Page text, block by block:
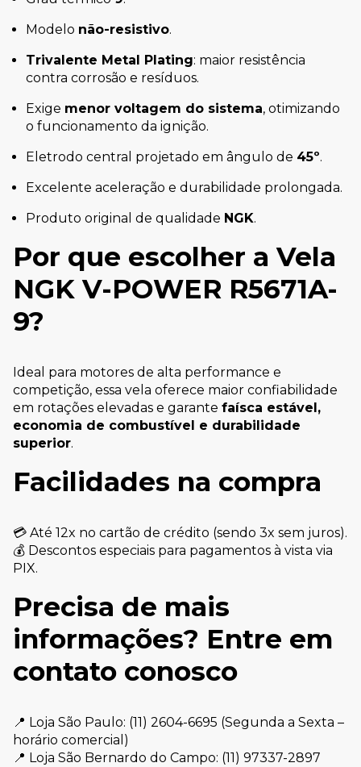
Modelo não-resistivo.
Trivalente Metal Plating: maior resistência
contra corrosão e resíduos.
Exige menor voltagem do sistema, otimizando
o funcionamento da ignição.
Eletrodo central projetado em ângulo de 45º.
Excelente aceleração e durabilidade prolongada.
Produto original de qualidade NGK.
Por que escolher a Vela
NGK V-POWER R5671A-
9?
Ideal para motores de alta performance e
competição, essa vela oferece maior confiabilidade
em rotações elevadas e garante faísca estável,
economia de combustível e durabilidade
superior.
Facilidades na compra
💳 Até 12x no cartão de crédito (sendo 3x sem juros).
💰 Descontos especiais para pagamentos à vista via
PIX.
Precisa de mais
informações? Entre em
contato conosco
📍 Loja São Paulo: (11) 2604-6695 (Segunda a Sexta –
horário comercial)
📍 Loja São Bernardo do Campo: (11) 97337-2897